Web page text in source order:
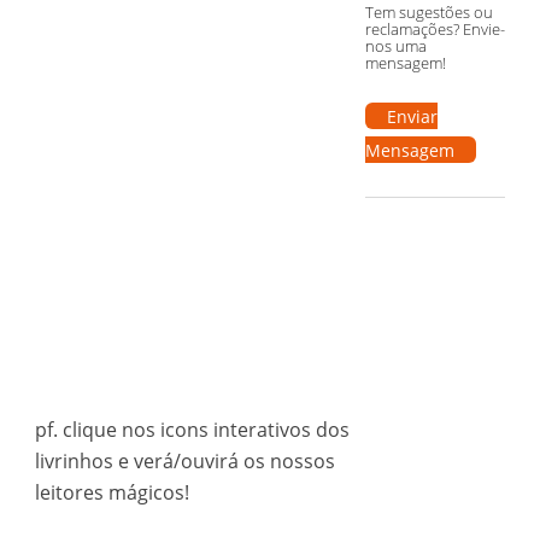
pf. clique nos icons interativos dos
livrinhos e verá/ouvirá os nossos
leitores mágicos!
Tem sugestões ou
reclamações? Envie-
nos uma
mensagem!
Enviar
Mensagem